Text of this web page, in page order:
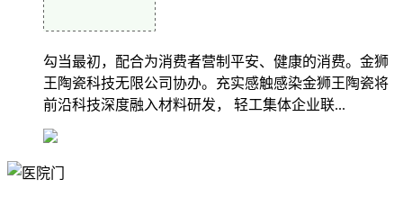
勾当最初，配合为消费者营制平安、健康的消费。金狮
王陶瓷科技无限公司协办。充实感触感染金狮王陶瓷将
前沿科技深度融入材料研发， 轻工集体企业联...